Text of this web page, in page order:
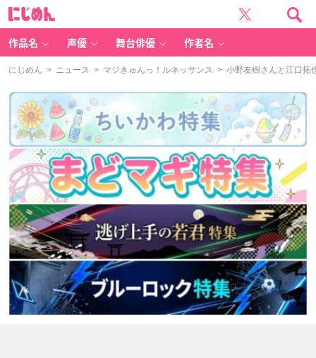
作品名 声優 舞台俳優 作者名
にじめん > ニュース > マジきゅんっ！ルネッサンス > 小野友樹さんと江口拓